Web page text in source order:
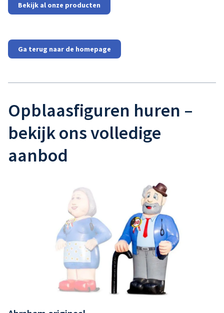
Bekijk al onze producten
Ga terug naar de homepage
Opblaasfiguren huren –
bekijk ons volledige
aanbod